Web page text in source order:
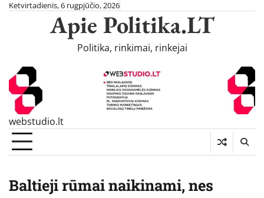
SkipKetvirtadienis, 6 rugpjūčio, 2026
Apie Politika.LT
Politika, rinkimai, rinkejai
webstudio.lt
Baltieji rūmai naikinami, nes